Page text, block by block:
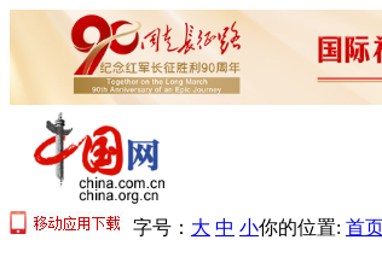
字号： 大 中 小你的位置: 首